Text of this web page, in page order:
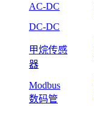
AC-DC
DC-DC
甲烷传感
器
Modbus
数码管